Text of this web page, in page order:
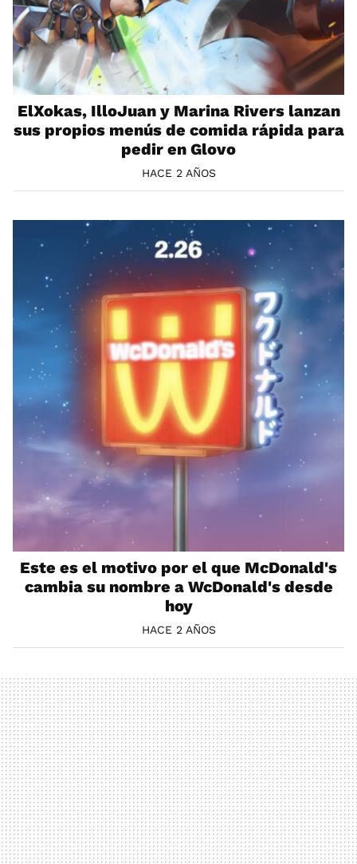
ElXokas, IlloJuan y Marina Rivers lanzan
sus propios menús de comida rápida para
pedir en Glovo
HACE 2 AÑOS
Este es el motivo por el que McDonald's
cambia su nombre a WcDonald's desde
hoy
HACE 2 AÑOS